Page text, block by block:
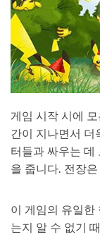
게임 시작 시에
간이 지나면서 더
터들과 싸우는 데
을 줍니다. 전장
이 게임의 유일한
는지 알 수 없기